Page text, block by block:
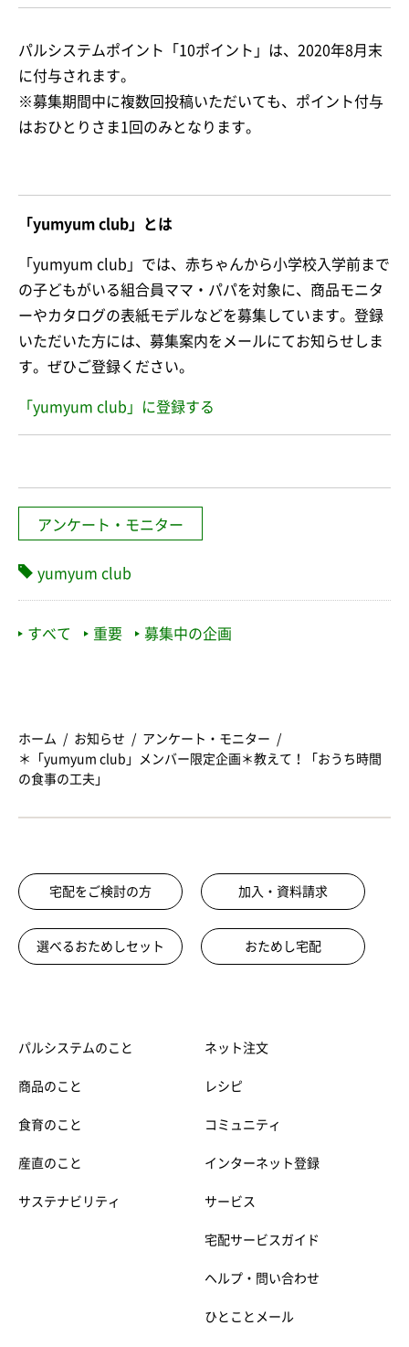
パルシステムポイント「10ポイント」は、2020年8月末
に付与されます。
※募集期間中に複数回投稿いただいても、ポイント付与
はおひとりさま1回のみとなります。
「yumyum club」とは
「yumyum club」では、赤ちゃんから小学校入学前まで
の子どもがいる組合員ママ・パパを対象に、商品モニタ
ーやカタログの表紙モデルなどを募集しています。登録
いただいた方には、募集案内をメールにてお知らせしま
す。ぜひご登録ください。
「yumyum club」に登録する
アンケート・モニター
yumyum club
すべて 重要 募集中の企画
ホーム お知らせ
アンケート・モニター
＊「yumyum club」メンバー限定企画＊教えて！「おうち時間
の食事の工夫」
宅配をご検討の方 加入・資料請求
選べるおためしセット おためし宅配
パルシステムのこと
商品のこと
食育のこと
産直のこと
サステナビリティ
ネット注文
レシピ
コミュニティ
インターネット登録
サービス
宅配サービスガイド
ヘルプ・問い合わせ
ひとことメール